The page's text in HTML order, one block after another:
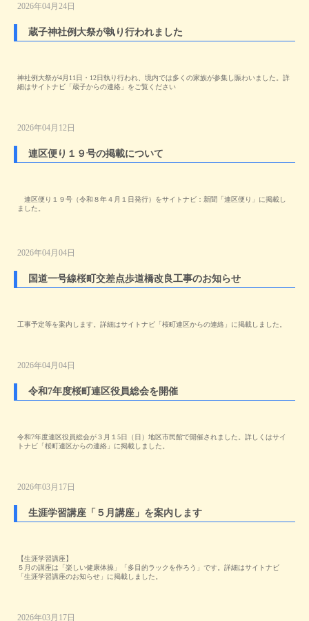
2026年04月24日
蔵子神社例大祭が執り行われました
神社例大祭が4月11日・12日執り行われ、境内では多くの家族が参集し賑わいました。詳
細はサイトナビ「蔵子からの連絡」をご覧ください
2026年04月12日
連区便り１９号の掲載について
連区便り１９号（令和８年４月１日発行）をサイトナビ：新聞「連区便り」に掲載し
ました。
2026年04月04日
国道一号線桜町交差点歩道橋改良工事のお知らせ
工事予定等を案内します。詳細はサイトナビ「桜町連区からの連絡」に掲載しました。
2026年04月04日
令和7年度桜町連区役員総会を開催
令和7年度連区役員総会が３月１5日（日）地区市民館で開催されました。詳しくはサイ
トナビ「桜町連区からの連絡」に掲載しました。
2026年03月17日
生涯学習講座「５月講座」を案内します
【生涯学習講座】
５月の講座は「楽しい健康体操」「多目的ラックを作ろう」です。詳細はサイトナビ
「生涯学習講座のお知らせ」に掲載しました。
2026年03月17日